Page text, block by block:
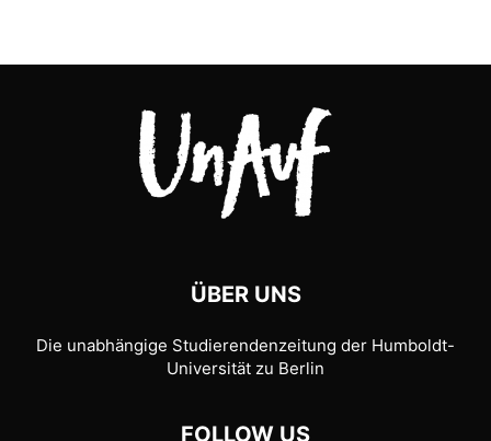
ÜBER UNS
Die unabhängige Studierendenzeitung der Humboldt-
Universität zu Berlin
FOLLOW US